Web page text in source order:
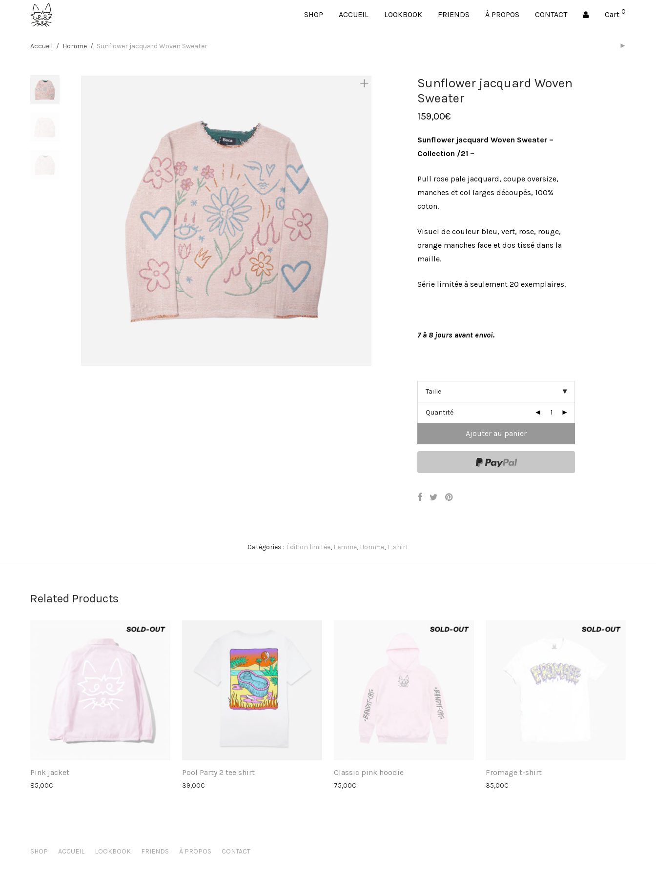
SHOP ACCUEIL LOOKBOOK FRIENDS À PROPOS CONTACT Cart 0
Accueil / Homme / Sunflower jacquard Woven Sweater
Sunflower jacquard Woven
Sweater
159,00€
Sunflower jacquard Woven Sweater –
Collection /21 –
Pull rose pale jacquard, coupe oversize,
manches et col larges découpés, 100%
coton.
Visuel de couleur bleu, vert, rose, rouge,
orange manches face et dos tissé dans la
maille.
Série limitée à seulement 20 exemplaires.
7 à 8 jours avant envoi.
Quantité
Ajouter au panier
Catégories : Édition limitée, Femme, Homme,T-shirt
Related Products
Pink jacket
85,00€
Pool Party 2 tee shirt
39,00€
Classic pink hoodie
75,00€
Fromage t-shirt
35,00€
SHOP ACCUEIL LOOKBOOK FRIENDS À PROPOS CONTACT